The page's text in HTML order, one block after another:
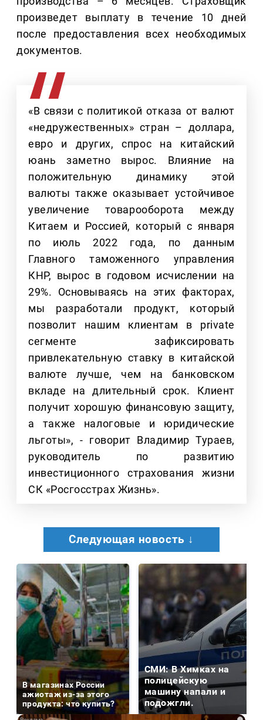
произведет выплату в течение 10 дней
после предоставления всех необходимых
документов.
«В связи с политикой отказа от валют
«недружественных» стран – доллара,
евро и других, спрос на китайский
юань заметно вырос. Влияние на
положительную динамику этой
валюты также оказывает устойчивое
увеличение товарооборота между
Китаем и Россией, который с января
по июль 2022 года, по данным
Главного таможенного управления
КНР, вырос в годовом исчислении на
29%. Основываясь на этих факторах,
мы разработали продукт, который
позволит нашим клиентам в private
сегменте зафиксировать
привлекательную ставку в китайской
валюте лучше, чем на банковском
вкладе на длительный срок. Клиент
получит хорошую финансовую защиту,
а также налоговые и юридические
льготы», - говорит Владимир Тураев,
руководитель по развитию
инвестиционного страхования жизни
СК «Росгосстрах Жизнь».
Следующая новость ↓
В магазинах России
ажиотаж из-за этого
продукта: что купить?
СМИ: В Химках на
полицейскую
машину напали и
подожгли.